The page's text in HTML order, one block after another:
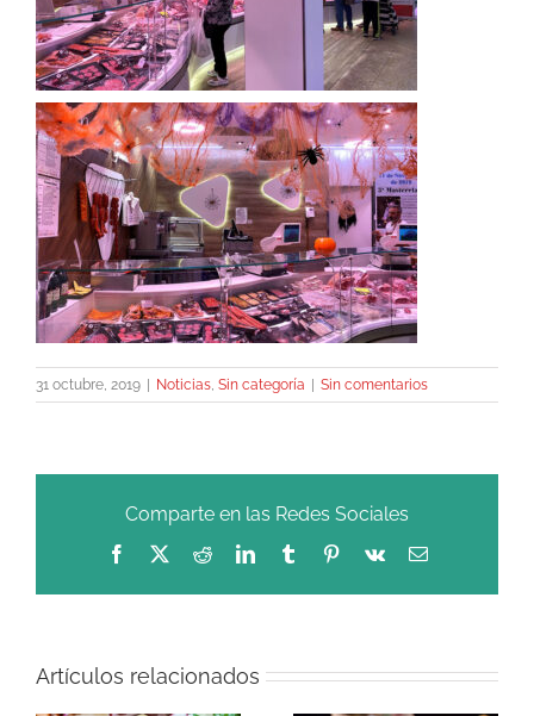
31 octubre, 2019 Noticias, Sin categoría Sin comentarios
Comparte en las Redes Sociales
Facebook
X RedditLinkedInTumblrPinterest
Vk
Correo
Artículos relacionados